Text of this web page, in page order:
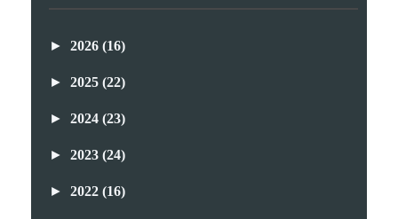
► 2026 (16)
► 2025 (22)
► 2024 (23)
► 2023 (24)
► 2022 (16)